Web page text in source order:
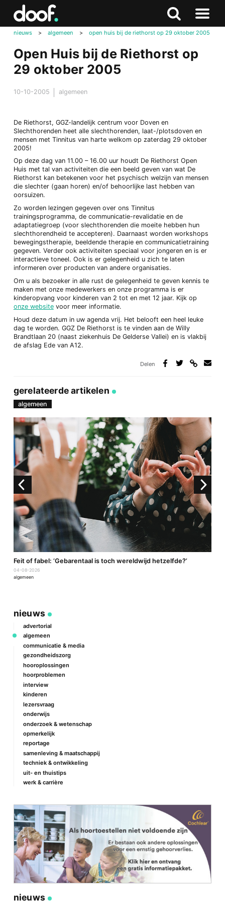
Zoeken
Naar
menu
nieuws > algemeen > open huis bij de riethorst op 29 oktober 2005
Open Huis bij de Riethorst op
29 oktober 2005
10-10-2005 algemeen
De Riethorst, GGZ-landelijk centrum voor Doven en
Slechthorenden heet alle slechthorenden, laat-/plotsdoven en
mensen met Tinnitus van harte welkom op zaterdag 29 oktober
2005!
Op deze dag van 11.00 – 16.00 uur houdt De Riethorst Open
Huis met tal van activiteiten die een beeld geven van wat De
Riethorst kan betekenen voor het psychisch welzijn van mensen
die slechter (gaan horen) en/of behoorlijke last hebben van
oorsuizen.
Zo worden lezingen gegeven over ons Tinnitus
trainingsprogramma, de communicatie-revalidatie en de
adaptatiegroep (voor slechthorenden die moeite hebben hun
slechthorendheid te accepteren). Daarnaast worden workshops
bewegingstherapie, beeldende therapie en communicatietraining
gegeven. Verder ook activiteiten speciaal voor jongeren en is er
interactieve toneel. Ook is er gelegenheid u zich te laten
informeren over producten van andere organisaties.
Om u als bezoeker in alle rust de gelegenheid te geven kennis te
maken met onze medewerkers en onze programma is er
kinderopvang voor kinderen van 2 tot en met 12 jaar. Kijk op
onze websitevoor meer informatie.
Houd deze datum in uw agenda vrij. Het belooft een heel leuke
dag te worden. GGZ De Riethorst is te vinden aan de Willy
Brandtlaan 20 (naast ziekenhuis De Gelderse Vallei) en is vlakbij
de afslag Ede van A12.
Delen
gerelateerde artikelen
algemeen
Feit of fabel: ‘Gebarentaal is toch wereldwijd hetzelfde?’
04-08-2026
algemeen
nieuws
advertorial
algemeen
communicatie & media
gezondheidszorg
hooroplossingen
hoorproblemen
interview
kinderen
lezersvraag
onderwijs
onderzoek & wetenschap
opmerkelijk
reportage
samenleving & maatschappij
techniek & ontwikkeling
uit- en thuistips
werk & carrière
nieuws
Doof.nl
Zoeken
naar